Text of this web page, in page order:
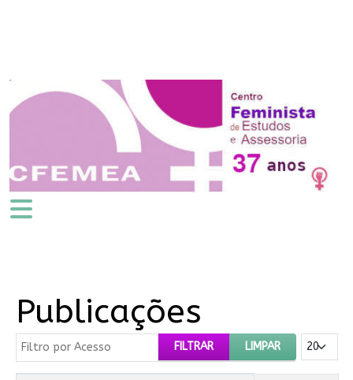
Publicações
Filtro por Acesso FILTRAR LIMPAR Mostrar #